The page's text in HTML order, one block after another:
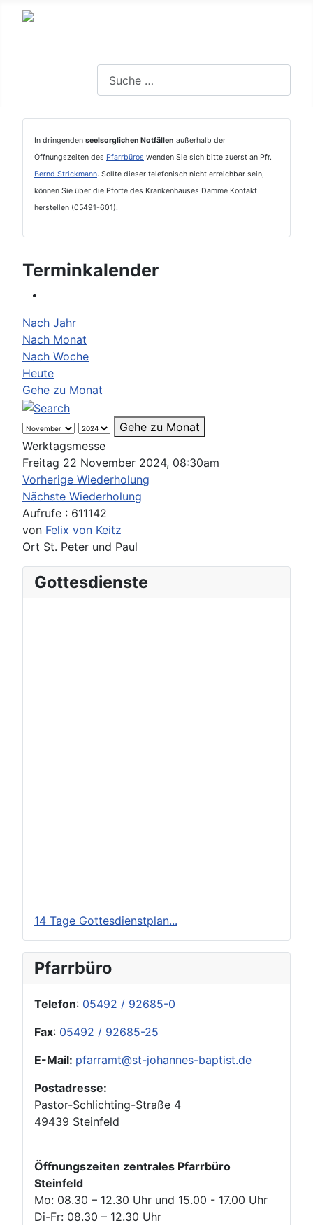
In dringenden seelsorglichen Notfällen außerhalb der
Öffnungszeiten des Pfarrbüros wenden Sie sich bitte zuerst an Pfr.
Bernd Strickmann. Sollte dieser telefonisch nicht erreichbar sein,
können Sie über die Pforte des Krankenhauses Damme Kontakt
herstellen (05491-601).
Terminkalender
Nach Jahr
Nach Monat
Nach Woche
Heute
Gehe zu Monat
Gehe zu Monat
Werktagsmesse
Freitag 22 November 2024, 08:30am
Vorherige Wiederholung
Nächste Wiederholung
Aufrufe : 611142
von Felix von Keitz
Ort St. Peter und Paul
Gottesdienste
14 Tage Gottesdienstplan...
Pfarrbüro
Telefon: 05492 / 92685-0
Fax: 05492 / 92685-25
E-Mail: pfarramt@st-johannes-baptist.de
Postadresse:
Pastor-Schlichting-Straße 4
49439 Steinfeld
Öffnungszeiten zentrales Pfarrbüro
Steinfeld
Mo: 08.30 – 12.30 Uhr und 15.00 - 17.00 Uhr
Di-Fr: 08.30 – 12.30 Uhr